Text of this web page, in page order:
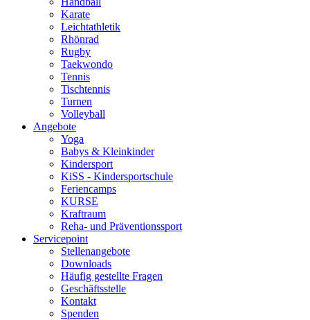
Karate
Leichtathletik
Rhönrad
Rugby
Taekwondo
Tennis
Tischtennis
Turnen
Volleyball
Angebote
Yoga
Babys & Kleinkinder
Kindersport
KiSS - Kindersportschule
Feriencamps
KURSE
Kraftraum
Reha- und Präventionssport
Servicepoint
Stellenangebote
Downloads
Häufig gestellte Fragen
Geschäftsstelle
Kontakt
Spenden